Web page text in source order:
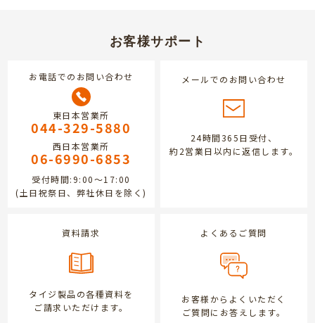
お客様サポート
お電話でのお問い合わせ
東日本営業所
044-329-5880
西日本営業所
06-6990-6853
受付時間:9:00～17:00
(土日祝祭日、弊社休日を除く)
メールでのお問い合わせ
24時間365日受付、
約2営業日以内に返信します。
資料請求
タイジ製品の各種資料を
ご請求いただけます。
よくあるご質問
お客様からよくいただく
ご質問にお答えします。